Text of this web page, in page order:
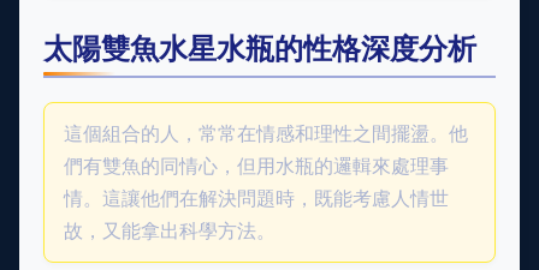
太陽雙魚水星水瓶的性格深度分析
這個組合的人，常常在情感和理性之間擺盪。他
們有雙魚的同情心，但用水瓶的邏輯來處理事
情。這讓他們在解決問題時，既能考慮人情世
故，又能拿出科學方法。